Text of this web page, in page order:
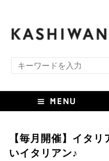
【毎月開催】イタ
いイタリアン♪